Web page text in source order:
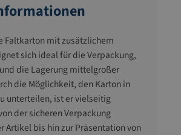
Faltkarton mit zusätzlichem
sich ideal für die Verpackung,
die Lagerung mittelgroßer
die Möglichkeit, den Karton in
unterteilen, ist er vielseitig
der sicheren Verpackung
Artikel bis hin zur Präsentation von